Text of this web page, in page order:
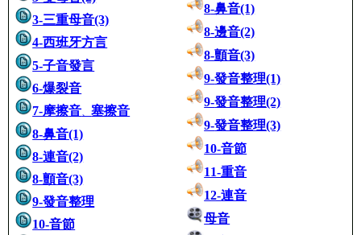
3-三重母音(3)
4-西班牙方言
5-子音發言
6-爆裂音
7-摩擦音 、塞擦音
8-鼻音(1)
8-連音(2)
8-顫音(3)
9-發音整理
10-音節
8-鼻音(1)
8-邊音(2)
8-顫音(3)
9-發音整理(1)
9-發音整理(2)
9-發音整理(3)
10-音節
11-重音
12-連音
母音